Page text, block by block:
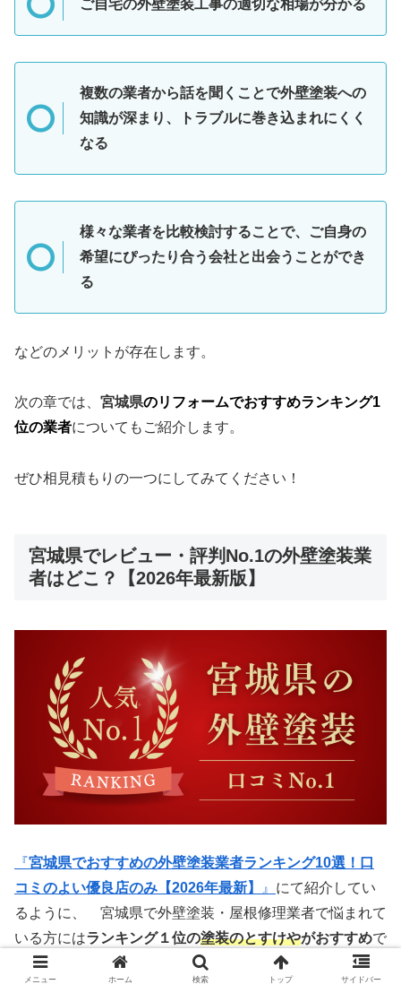
ご自宅の外壁塗装工事の適切な相場が分かる
複数の業者から話を聞くことで外壁塗装への
知識が深まり、トラブルに巻き込まれにくく
なる
様々な業者を比較検討することで、ご自身の
希望にぴったり合う会社と出会うことができ
る
などのメリットが存在します。
次の章では、 宮城県のリフォームでおすすめランキング1
位の業者についてもご紹介します。
ぜひ相見積もりの一つにしてみてください！
宮城県でレビュー・評判No.1の外壁塗装業
者はどこ？【2026年最新版】
『宮城県でおすすめの外壁塗装業者ランキング10選！口
コミのよい優良店のみ【2026年最新】
』 にて紹介してい
るように、 宮城県で外壁塗装・屋根修理業者で悩まれて
いる方にはランキング１位の塗装のとすけやがおすすめで
す！
メニュー ホーム 検索 トップ サイドバー